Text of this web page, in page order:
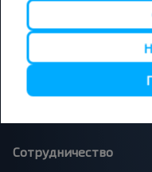
Минск - Вильнюс
Минск - Варшава
Минск - Москва
Сотрудничество